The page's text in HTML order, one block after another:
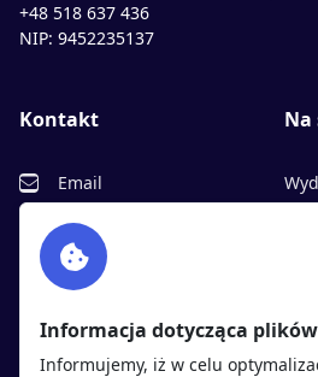
+48 518 637 436
NIP: 9452235137
Kontakt
Email
Facebook
Twitter
Informacja dotycząca
Informujemy, iż w celu